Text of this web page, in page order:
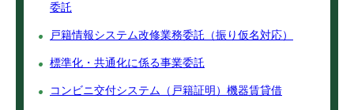
委託
戸籍情報システム改修業務委託（振り仮名対応）
標準化・共通化に係る事業委託
コンビニ交付システム（戸籍証明）機器賃貸借